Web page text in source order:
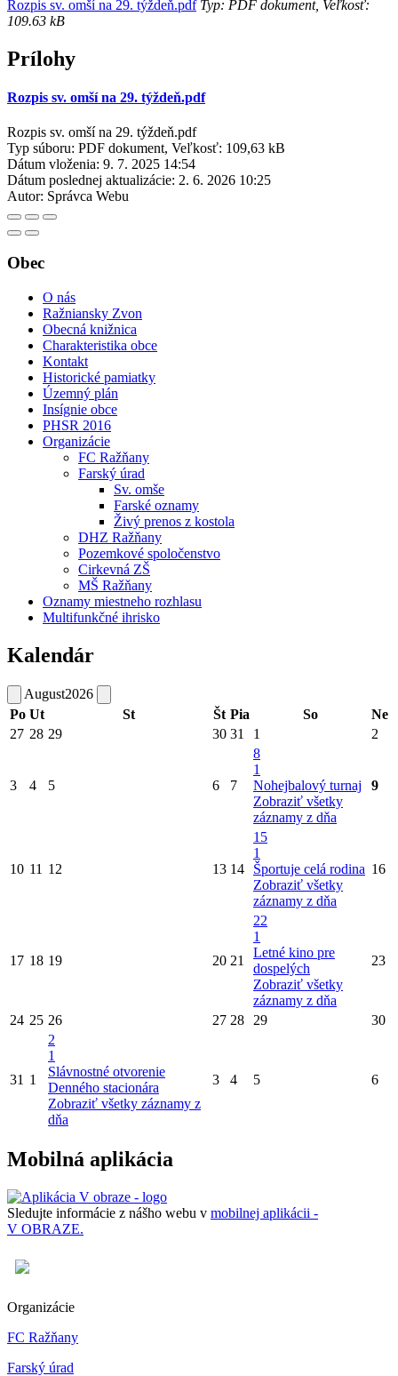
Rozpis sv. omší na 29. týždeň.pdfTyp: PDF dokument, Veľkosť:
109.63 kB
Prílohy
Rozpis sv. omší na 29. týždeň.pdf
Rozpis sv. omší na 29. týždeň.pdf
Typ súboru: PDF dokument, Veľkosť: 109,63 kB
Dátum vloženia: 9. 7. 2025 14:54
Dátum poslednej aktualizácie: 2. 6. 2026 10:25
Autor: Správca Webu
Obec
O nás
Ražniansky Zvon
Obecná knižnica
Charakteristika obce
Kontakt
Historické pamiatky
Územný plán
Insígnie obce
PHSR 2016
Organizácie
FC Ražňany
Farský úrad
Sv. omše
Farské oznamy
Živý prenos z kostola
DHZ Ražňany
Pozemkové spoločenstvo
Cirkevná ZŠ
MŠ Ražňany
Oznamy miestneho rozhlasu
Multifunkčné ihrisko
Kalendár
August2026
Po Ut St Št Pia So
Ne
27 28 29 30 31 1 2
3 4 5 6 7
8
1
Nohejbalový turnaj
Zobraziť všetky
záznamy z dňa
9
10 11 12 13 14
15
1
Športuje celá rodina
Zobraziť všetky
záznamy z dňa
16
17 18 19 20 21
22
1
Letné kino pre
dospelých
Zobraziť všetky
záznamy z dňa
23
24 25 26 27 28 29 30
31 1
2
1
Slávnostné otvorenie
Denného stacionára
Zobraziť všetky záznamy z
dňa
3 4 5 6
Mobilná aplikácia
Sledujte informácie z nášho webu v mobilnej aplikácii -
V OBRAZE.
Organizácie
FC Ražňany
Farský úrad